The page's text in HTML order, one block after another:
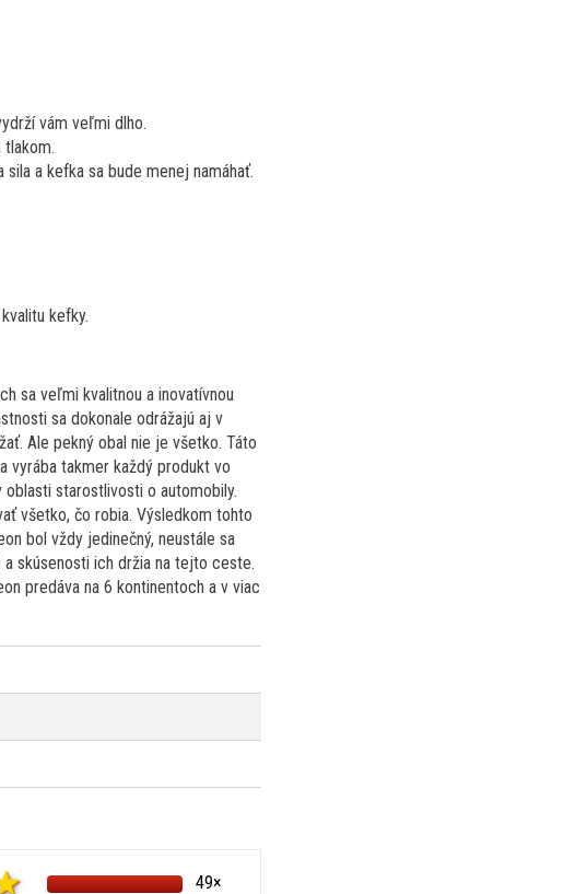
vám veľmi dlho.
tlakom.
a kefka sa bude menej namáhať.
kefky.
sa veľmi kvalitnou a inovatívnou
sa dokonale odrážajú aj v
Ale pekný obal nie je všetko. Táto
vyrába takmer každý produkt vo
starostlivosti o automobily.
všetko, čo robia. Výsledkom tohto
bol vždy jedinečný, neustále sa
skúsenosti ich držia na tejto ceste.
predáva na 6 kontinentoch a v viac
49×